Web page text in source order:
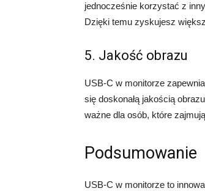
jednocześnie korzystać z
Dzięki temu zyskujesz
5. Jakość obrazu
USB-C w monitorze
się doskonałą jakością
ważne dla osób, które
Podsumowanie
USB-C w monitorze to